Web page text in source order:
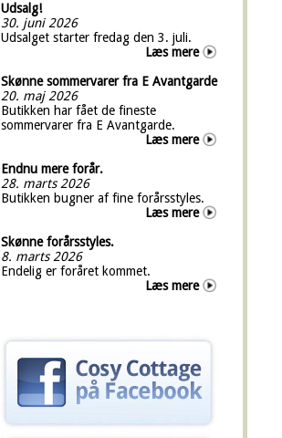
Udsalg!
30. juni 2026
Udsalget starter fredag den 3. juli.
Læs mere
Skønne sommervarer fra E Avantgarde
20. maj 2026
Butikken har fået de fineste
sommervarer fra E Avantgarde.
Læs mere
Endnu mere forår.
28. marts 2026
Butikken bugner af fine forårsstyles.
Læs mere
Skønne forårsstyles.
8. marts 2026
Endelig er foråret kommet.
Læs mere